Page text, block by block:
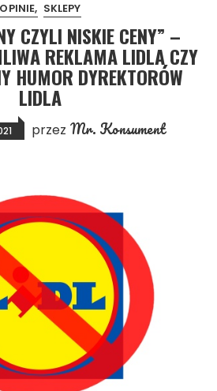
OPINIE SKLEPY
CZYLI NISKIE CENY” –
REKLAMA LIDLA CZY
HUMOR DYREKTORÓW
LIDLA
przez Mr. Konsument